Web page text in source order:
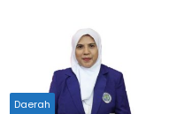
Daerah